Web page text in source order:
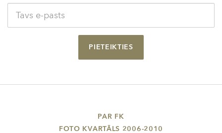
PIETEIKTIES
PAR FK
FOTO KVARTĀLS 2006-2010